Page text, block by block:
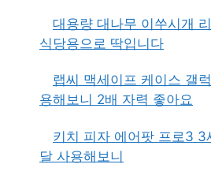
대용량 대나무 이쑤시개
식당용으로 딱입니다
랩씨 맥세이프 케이스 갤
용해보니 2배 자력 좋아요
키치 피자 에어팟 프로3 3
달 사용해보니